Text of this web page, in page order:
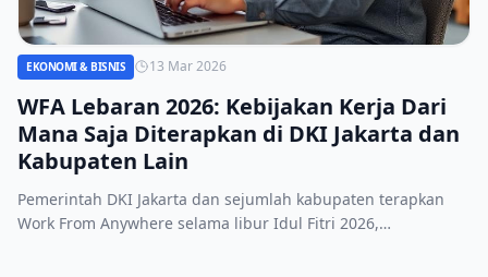
EKONOMI & BISNIS 13 Mar 2026
WFA Lebaran 2026: Kebijakan Kerja Dari
Mana Saja Diterapkan di DKI Jakarta dan
Kabupaten Lain
Pemerintah DKI Jakarta dan sejumlah kabupaten terapkan
Work From Anywhere selama libur Idul Fitri 2026,